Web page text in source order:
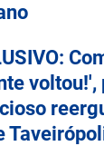
voltou!',